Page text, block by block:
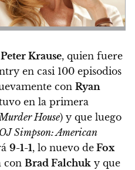
Peter Krause, quien fuere
en casi 100 episodios
con Ryan
en la primera
House) y que luego
Simpson: American
9-1-1, lo nuevo de Fox
con Brad Falchuk y que